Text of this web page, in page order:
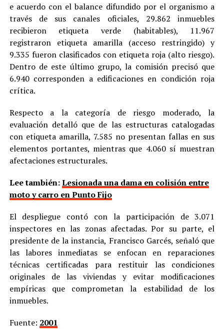
e acuerdo con el balance difundido por el organismo a
través de sus canales oficiales, 29.862 inmuebles
recibieron etiqueta verde (habitables), 11.967
registraron etiqueta amarilla (acceso restringido) y
9.335 fueron clasificados con etiqueta roja (alto riesgo).
Dentro de este último grupo, la comisión precisó que
6.940 corresponden a edificaciones en condición roja
crítica.
Respecto a la categoría de riesgo moderado, la
evaluación detalló que de las estructuras catalogadas
con etiqueta amarilla, 7.585 no presentan fallas en sus
elementos portantes, mientras que 4.060 sí muestran
afectaciones estructurales.
Lee también:Lesionada una dama en colisión entre
moto y carro en Punto Fijo
El despliegue contó con la participación de 3.071
inspectores en las zonas afectadas. Por su parte, el
presidente de la instancia, Francisco Garcés, señaló que
las labores inmediatas se enfocan en reparaciones
técnicas certificadas para restituir las condiciones
originales de las viviendas y evitar modificaciones
empíricas que comprometan la estabilidad de los
inmuebles.
Fuente: 2001